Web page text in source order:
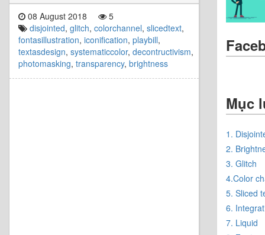
08 August 2018
5
disjointed, glitch, colorchannel, slicedtext,
fontasillustration, iconification, playbill,
textasdesign, systematiccolor, decontructivism,
photomasking, transparency, brightness
Mục
1.
2.
3. Glitch
4.Color
5. Sliced
6.
7. Liquid